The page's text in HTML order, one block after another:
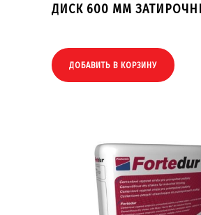
ДИСК 600 ММ
ДОБАВИТЬ В КОРЗИНУ